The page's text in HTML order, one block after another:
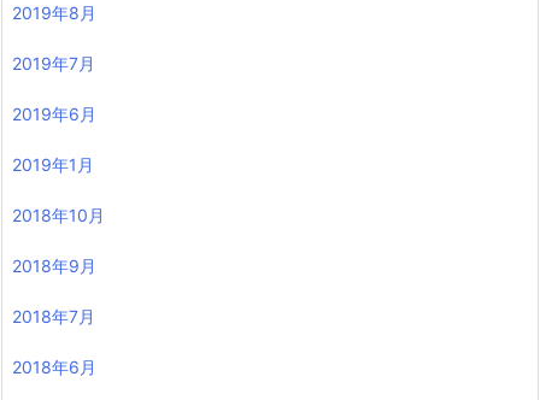
2019年8月
2019年7月
2019年6月
2019年1月
2018年10月
2018年9月
2018年7月
2018年6月